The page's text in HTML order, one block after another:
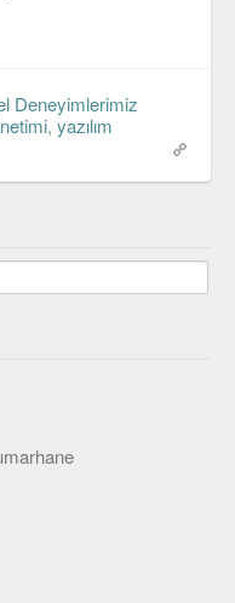
Deneyimlerimiz
, yazılım